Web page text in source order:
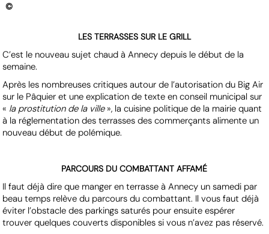
©
LES TERRASSES SUR LE GRILL
C’est le nouveau sujet chaud à Annecy depuis le début de la
semaine.
Après les nombreuses critiques autour de l’autorisation du Big Air
sur le Pâquier et une explication de texte en conseil municipal sur
« la prostitution de la ville», la cuisine politique de la mairie quant
à la réglementation des terrasses des commerçants alimente un
nouveau début de polémique.
PARCOURS DU COMBATTANT AFFAMÉ
Il faut déjà dire que manger en terrasse à Annecy un samedi par
beau temps relève du parcours du combattant. Il vous faut déjà
éviter l’obstacle des parkings saturés pour ensuite espérer
trouver quelques couverts disponibles si vous n’avez pas réservé.